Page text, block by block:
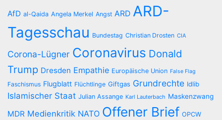
AfD al-Qaida Angela Merkel Angst ARD ARD-
Tagesschau Bundestag Christian Drosten CIA
Corona-Lügner Coronavirus Donald
Trump Dresden Empathie Europäische Union False Flag
Faschismus Flugblatt Flüchtlinge Giftgas Grundrechte Idlib
Islamischer Staat Julian Assange Karl Lauterbach Maskenzwang
MDR Medienkritik NATO Offener Brief OPCW